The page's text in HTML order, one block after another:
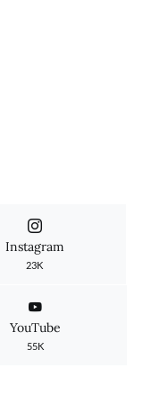
Instagram
23K
YouTube
55K